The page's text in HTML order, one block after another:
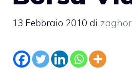
13 Febbraio 2010 di zaghor